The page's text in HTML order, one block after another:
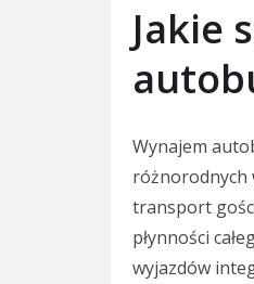
Jakie
Wynajem
różnorodnych
transport
płynności
wyjazdów